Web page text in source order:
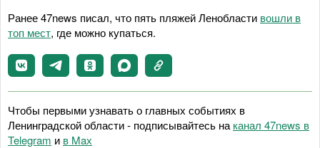
Ранее 47news писал, что пять пляжей Ленобласти вошли в
топ мест, где можно купаться.
Чтобы первыми узнавать о главных событиях в
Ленинградской области - подписывайтесь на канал 47news в
Telegram и в Maх